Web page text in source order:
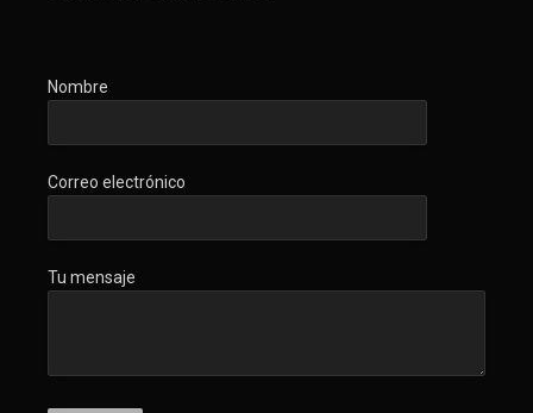
Nombre
Correo electrónico
Tu mensaje